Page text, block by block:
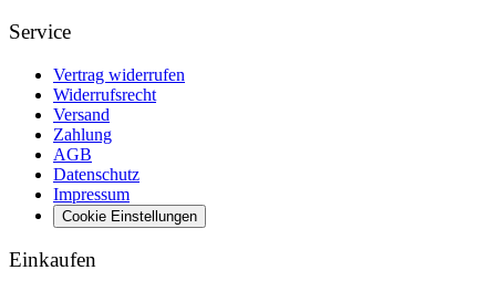
Service
Vertrag widerrufen
Widerrufsrecht
Versand
Zahlung
AGB
Datenschutz
Impressum
Cookie Einstellungen
Einkaufen